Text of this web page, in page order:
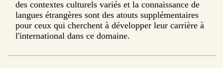
des contextes culturels variés et la connaissance de
langues étrangères sont des atouts supplémentaires
pour ceux qui cherchent à développer leur carrière à
l'international dans ce domaine.